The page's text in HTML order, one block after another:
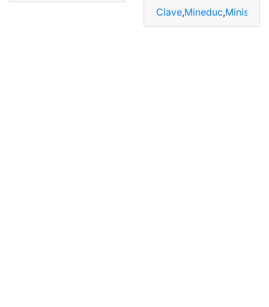
Clave,Mineduc,